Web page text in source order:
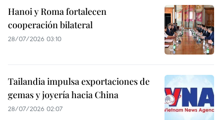
Hanoi y Roma fortalecen
cooperación bilateral
28/07/2026 03:10
Tailandia impulsa exportaciones de
gemas y joyería hacia China
28/07/2026 02:07